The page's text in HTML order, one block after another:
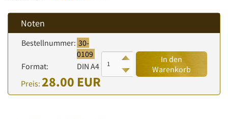
Noten
Bestellnummer: 30-
0109
Format:
DIN A4
Preis: 28.00 EUR
In den
Warenkorb